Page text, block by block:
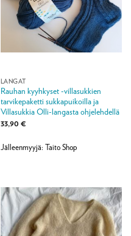
LANGAT
Rauhan kyyhkyset -villasukkien
tarvikepaketti sukkapuikoilla ja
Villasukkia Olli-langasta ohjelehdellä
33,90 €
Jälleenmyyjä: Taito Shop